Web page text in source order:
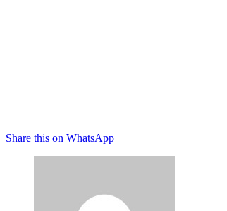
Share this on WhatsApp